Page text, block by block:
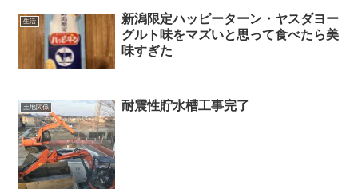
生活
新潟限定ハッピーターン・ヤスダヨー
グルト味をマズいと思って食べたら美
味すぎた
土地関係 耐震性貯水槽工事完了